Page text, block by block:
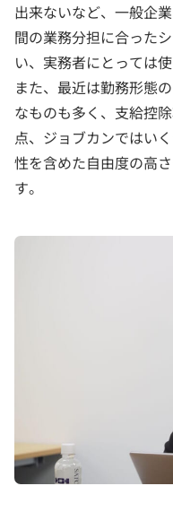
出来ないなど、一般企
間の業務分担に合った
い、実務者にとっては
また、最近は勤務形態
なものも多く、支給控
点、ジョブカンではい
性を含めた自由度の高
す。